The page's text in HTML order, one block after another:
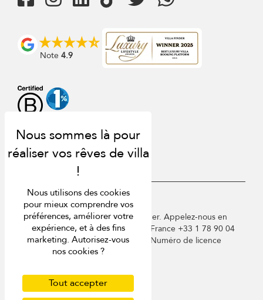
Note 4.9
USD $ fr Français
Copyright © 2026 St Barts Villa Finder. Appelez-nous en
Angleterre au +44 2 033 933 883 / France +33 1 78 90 04
96 / Allemagne +49 40 835 09075. Numéro de licence
touristique : TA03414
Politique de confidentialité
Cookies
Nous utilisons des cookies
pour mieux comprendre vos
préférences, améliorer votre
expérience, et à des fins
marketing. Autorisez-vous
nos cookies ?
Tout accepter